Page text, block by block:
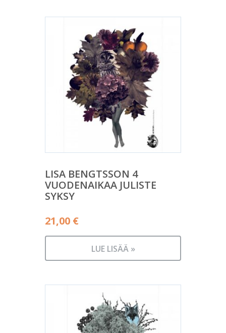
LISA BENGTSSON 4
VUODENAIKAA JULISTE
SYKSY
21,00 €
LUE LISÄÄ »